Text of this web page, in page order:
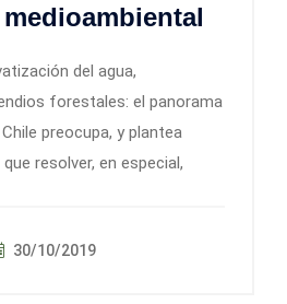
del agua,
forestales: el panorama
preocupa, y plantea
resolver, en especial,
30/10/2019